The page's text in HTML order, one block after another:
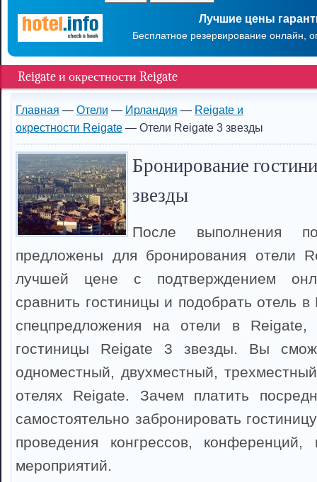
Лучшие цены
Бесплатное резервирование онлайн,
Reigate и окрестности Reigate
Главная — Отели — Ирландия — Reigate и
окрестности Reigate — Отели Reigate 3 звезды
Бронирование
звезды
После выполнения
предложены для бронирования отели
лучшей цене с подтверждением
сравнить гостиницы и подобрать отель
спецпредложения на отели в
гостиницы Reigate 3 звезды. Вы
одноместный, двухместный,
отелях Reigate. Зачем платить
самостоятельно забронировать
проведения конгрессов, конференций,
мероприятий.